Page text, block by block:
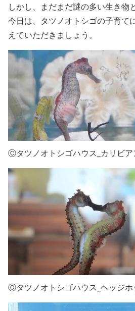
しかし、まだまだ謎の多い生き物
今日は、タツノオトシゴの子育て
えていただきましょう。
Ⓒタツノオトシゴハウス_カリビ
Ⓒタツノオトシゴハウス_ヘッジ